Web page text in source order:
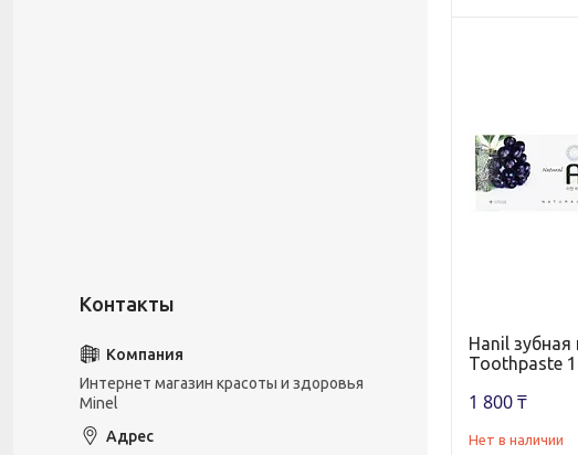
Hanil
Toothpaste
1 800 ₸
Нет в наличии
Интернет магазин красоты и здоровья
Minel